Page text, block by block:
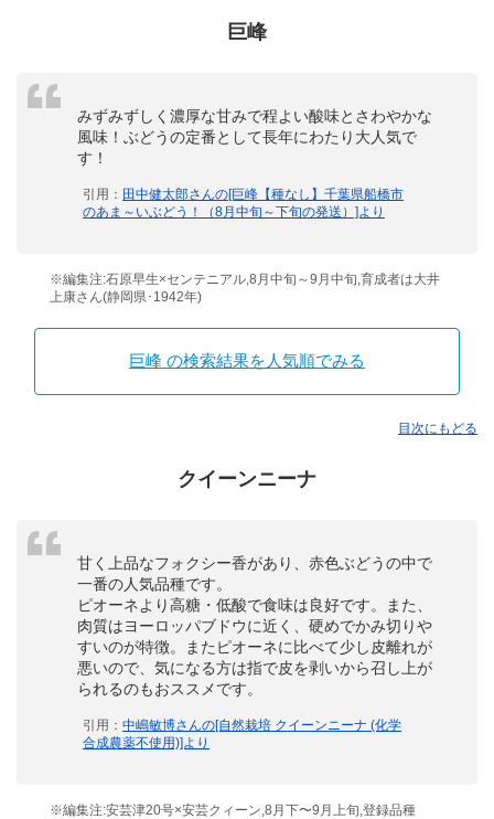
巨峰
みずみずしく濃厚な甘みで程よい酸味とさわやかな
風味！ぶどうの定番として長年にわたり大人気で
す！
引用： 田中健太郎さんの[巨峰【種なし】千葉県船橋市
のあま～いぶどう！（8月中旬～下旬の発送）]より
※編集注:石原早生×センテニアル,8月中旬～9月中旬,育成者は大井
上康さん(静岡県･1942年)
巨峰 の検索結果を人気順でみる
目次にもどる
クイーンニーナ
甘く上品なフォクシー香があり、赤色ぶどうの中で
一番の人気品種です。
ピオーネより高糖・低酸で食味は良好です。また、
肉質はヨーロッパブドウに近く、硬めでかみ切りや
すいのが特徴。またピオーネに比べて少し皮離れが
悪いので、気になる方は指で皮を剥いから召し上が
られるのもおススメです。
引用： 中嶋敏博さんの[自然栽培 クイーンニーナ (化学
合成農薬不使用)]より
※編集注:安芸津20号×安芸クィーン,8月下〜9月上旬,登録品種